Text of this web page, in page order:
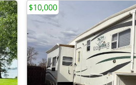
$10,000